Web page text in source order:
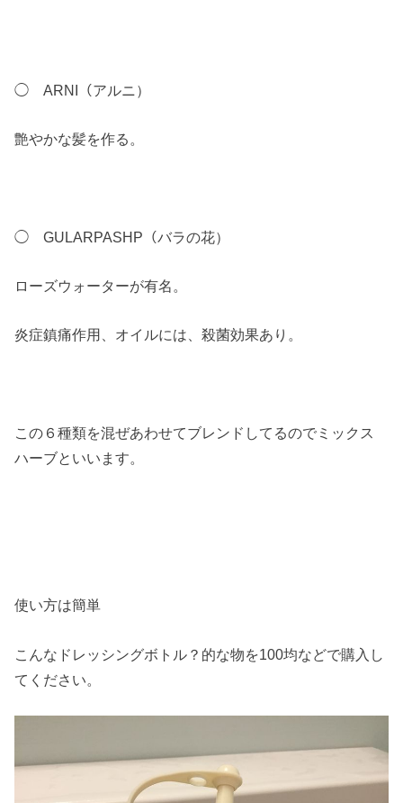
◯ ARNI（アルニ）
艶やかな髪を作る。
◯ GULARPASHP（バラの花）
ローズウォーターが有名。
炎症鎮痛作用、オイルには、殺菌効果あり。
この６種類を混ぜあわせてブレンドしてるのでミックス
ハーブといいます。
使い方は簡単
こんなドレッシングボトル？的な物を100均などで購入し
てください。